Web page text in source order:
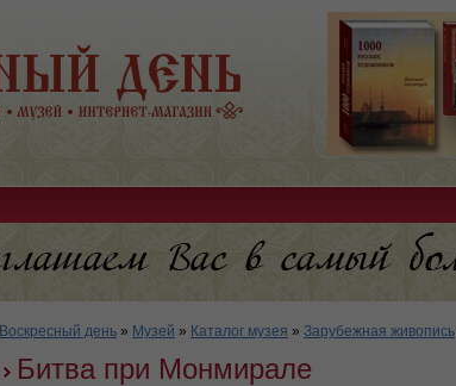
Воскресный день » Музей » Каталог музея » Зарубежная живопись
Битва при Монмирале